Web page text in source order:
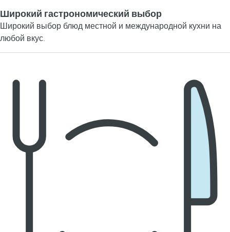
Широкий гастрономический выбор
Широкий выбор блюд местной и международной кухни на
любой вкус.